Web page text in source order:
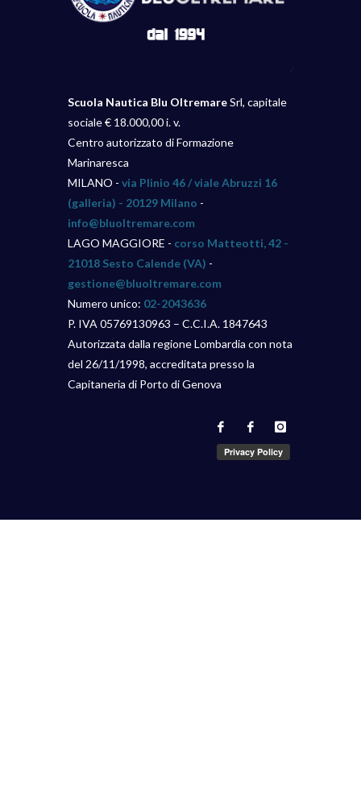
Scuola Nautica Blu OltremareSrl, capitale
sociale € 18.000,00 i. v.
Centro autorizzato di Formazione
Marinaresca
MILANO - via Plinio 46 / viale Abruzzi 16
(galleria) - 20129 Milano -
info@bluoltremare.com
LAGO MAGGIORE - corso Matteotti, 42 -
21018 Sesto Calende (VA) -
gestione@bluoltremare.com
Numero unico: 02-2043636
P. IVA 05769130963 – C.C.I.A. 1847643
Autorizzata dalla regione Lombardia con nota
del 26/11/1998, accreditata presso la
Capitaneria di Porto di Genova